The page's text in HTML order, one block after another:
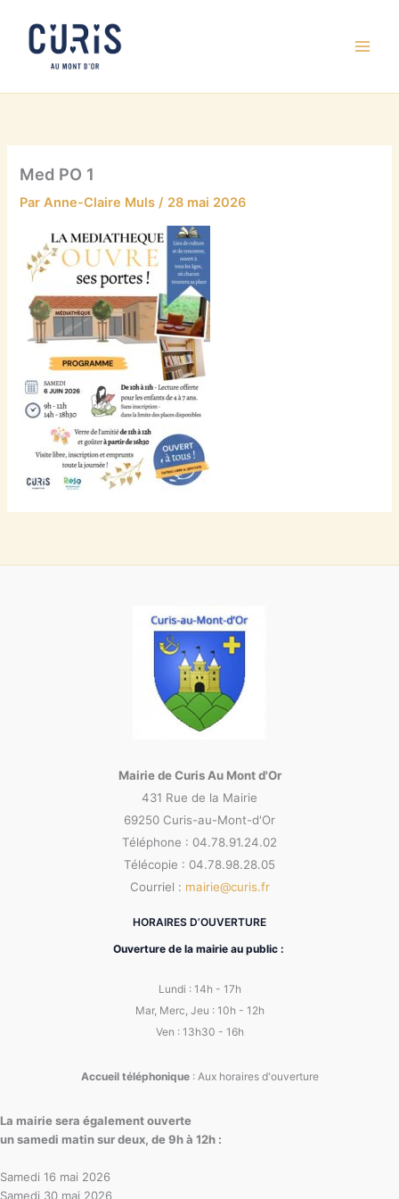
contenu
Med PO 1
ParAnne-Claire Muls/ 28 mai 2026
Mairie de Curis Au Mont d'Or
431 Rue de la Mairie
69250 Curis-au-Mont-d'Or
Téléphone : 04.78.91.24.02
Télécopie : 04.78.98.28.05
Courriel : mairie@curis.fr
HORAIRES D’OUVERTURE
Ouverture de la mairie au public :
Lundi : 14h - 17h
Mar, Merc, Jeu : 10h - 12h
Ven : 13h30 - 16h
Accueil téléphonique: Aux horaires d'ouverture
La mairie sera également ouverte
un samedi matin sur deux, de 9h à 12h :
Samedi 16 mai 2026
Samedi 30 mai 2026